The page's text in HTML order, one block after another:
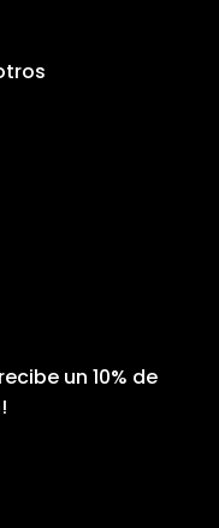
un 10% de